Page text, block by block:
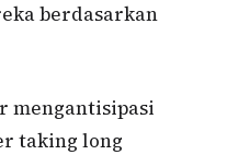
berdasarkan
mengantisipasi
taking long